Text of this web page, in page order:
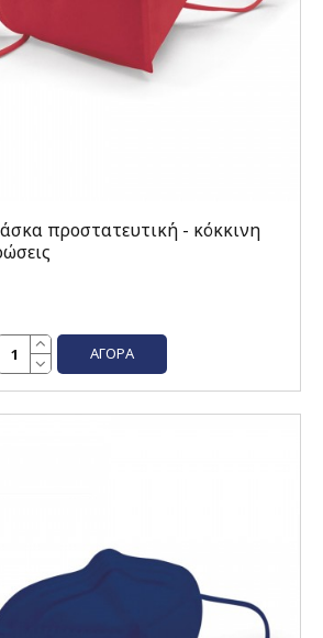
προστατευτική - κόκκινη
ΑΓΟΡΆ